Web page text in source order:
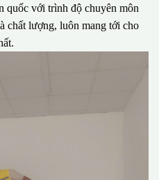
quốc với trình độ chuyên môn
chất lượng, luôn mang tới cho